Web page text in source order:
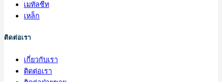
เมทัลชีท
เหล็ก
ติดต่อเรา
เกี่ยวกับเรา
ติดต่อเรา